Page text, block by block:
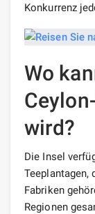
Konkurrenz
Wo
wird?
Die Insel
Teeplantagen,
Fabriken
Regionen